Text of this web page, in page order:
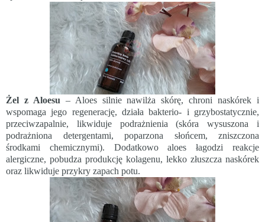
Żel z Aloesu – Aloes silnie nawilża skórę, chroni naskórek i
wspomaga jego regenerację, działa bakterio- i grzybostatycznie,
przeciwzapalnie, likwiduje podrażnienia (skóra wysuszona i
podrażniona detergentami, poparzona słońcem, zniszczona
środkami chemicznymi). Dodatkowo aloes łagodzi reakcje
alergiczne, pobudza produkcję kolagenu, lekko złuszcza naskórek
oraz likwiduje przykry zapach potu.